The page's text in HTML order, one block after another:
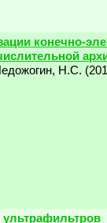
конечно-
Н.С. (